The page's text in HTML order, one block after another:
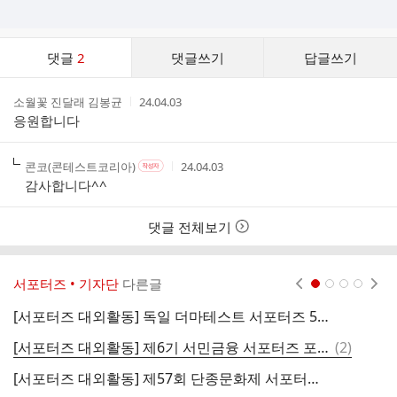
댓글 2 댓글쓰기 답글쓰기
스
작
성
자
소월꽃 진달래 김봉균
작
간
24.04.03
응원합니다
작
성
자
콘코(콘테스트코리아)작
본
부
작
작
간
24.04.03
감사합니다^^
댓글 전체보기
서포터즈 • 기자단 다른글
[서포터즈 대외활동] 독일 더마테스트 서포터즈 5기 모집 (엄마/아빠) - 우리 아이를 위한 안심 제품
[서포터즈 대외활동] 제6기 서민금융 서포터즈 포용프렌즈 모집 댓
글
(2)
[서포터즈 대외활동] 제57회 단종문화제 서포터즈 3기'단이', '정이'